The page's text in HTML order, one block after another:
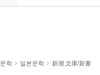
문학 일본문학
新潮 文庫/新書